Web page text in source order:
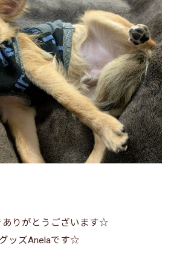
ありがとうございます☆
ッズAnelaです☆